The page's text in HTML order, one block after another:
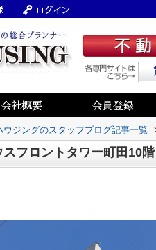
ウジングのスタッフブログ記事一覧
フロントタワー町田10